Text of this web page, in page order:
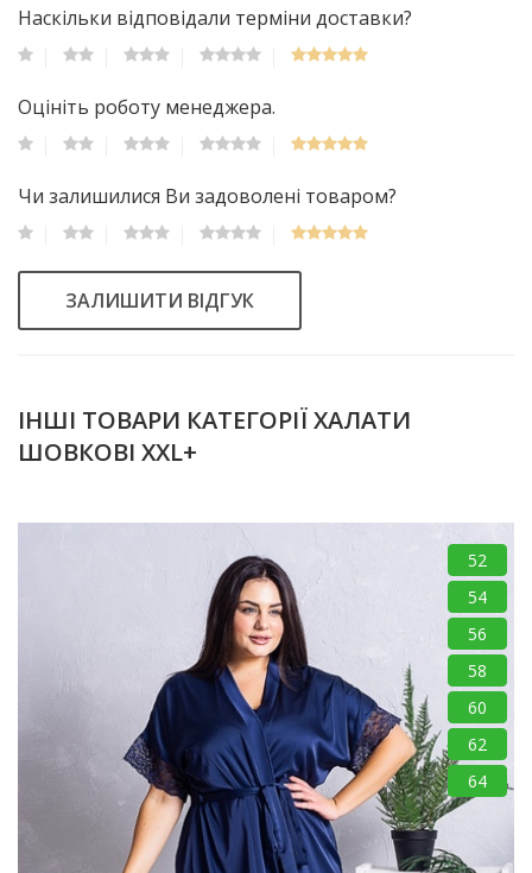
Наскільки відповідали терміни доставки?
Оцініть роботу менеджера.
Чи залишилися Ви задоволені товаром?
ЗАЛИШИТИ ВІДГУК
ІНШІ ТОВАРИ КАТЕГОРІЇ ХАЛАТИ
ШОВКОВІ XXL+
52
54
56
58
60
62
64